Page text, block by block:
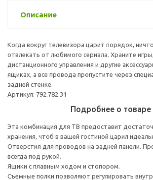
Описание
Когда вокруг телевизора царит порядок,
отвлекать от любимого сериала. Храните
дистанционного управления и другие
ящиках, а все провода пропустите через
задней стенке.
Артикул: 792.782.31
Подробнее о товаре
Эта комбинация для ТВ предоставит
хранения, чтоб в вашей гостиной царил
Отверстия для проводов на задней панели.
всегда под рукой.
Ящики с плавным ходом и стопором.
Съемные полки позволяют регулировать